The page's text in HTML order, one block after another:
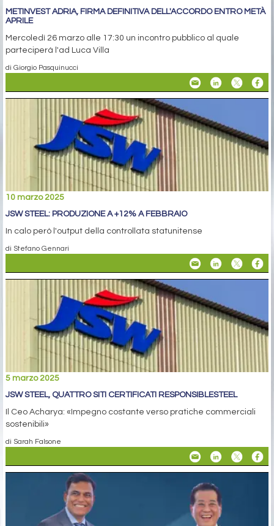
METINVEST ADRIA, FIRMA DEFINITIVA DELL'ACCORDO ENTRO METÀ
APRILE
Mercoledì 26 marzo alle 17:30 un incontro pubblico al quale
parteciperà l'ad Luca Villa
di Giorgio Pasquinucci
10 marzo 2025
JSW STEEL: PRODUZIONE A +12% A FEBBRAIO
In calo però l'output della controllata statunitense
di Stefano Gennari
5 marzo 2025
JSW STEEL, QUATTRO SITI CERTIFICATI RESPONSIBLESTEEL
Il Ceo Acharya: «Impegno costante verso pratiche commerciali
sostenibili»
di Sarah Falsone